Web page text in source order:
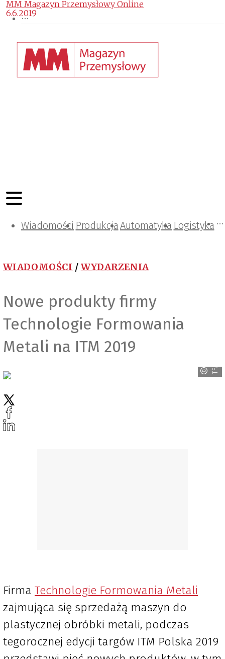
Wiadomości ProdukcjaAutomatyka Logistyka
Projektowanie i konstrukcje
Zarządzanie i IT
Tematy specjalne
WIADOMOŚCI / WYDARZENIA
Nowe produkty firmy
Technologie Formowania
Metali na ITM 2019
TFM
MM Magazyn Przemysłowy Online
6.6.2019
Firma Technologie Formowania Metali
zajmująca się sprzedażą maszyn do
plastycznej obróbki metali, podczas
tegorocznej edycji targów ITM Polska 2019